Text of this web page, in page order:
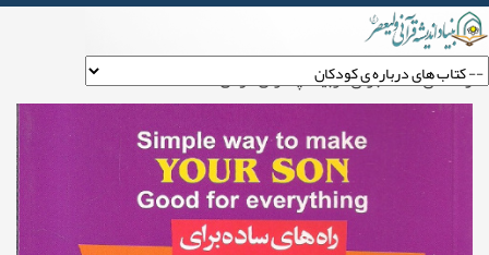
راه های ساده برای تربیت پسران موفق